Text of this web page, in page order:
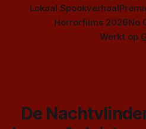
Lokaal Spookverhaal
Horrorfilms 2026No
Werkt op
De